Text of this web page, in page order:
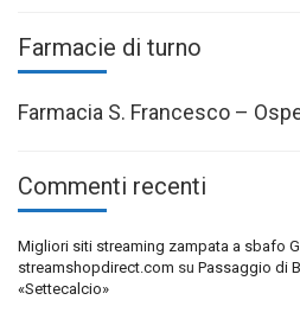
Farmacie di turno
Farmacia S. Francesco –
Commenti recenti
Migliori siti streaming zampata a sbafo
streamshopdirect.com su Passaggio di
«Settecalcio»